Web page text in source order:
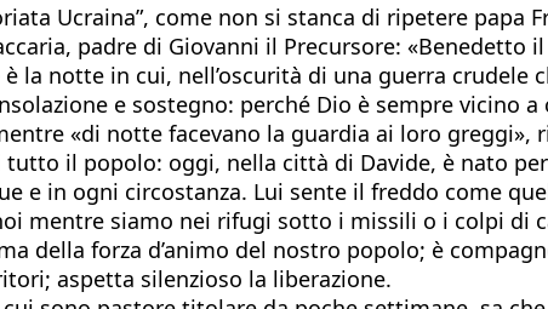
Ucraina”, come non si stanca di ripetere
padre di Giovanni il Precursore:
la notte in cui, nell’oscurità di una guerra
e sostegno: perché Dio è sempre vicino
«di notte facevano la guardia ai loro
tutto il popolo: oggi, nella città di Davide, è nato
e in ogni circostanza. Lui sente il freddo come
mentre siamo nei rifugi sotto i missili o i colpi di
della forza d’animo del nostro popolo; è
aspetta silenzioso la liberazione.